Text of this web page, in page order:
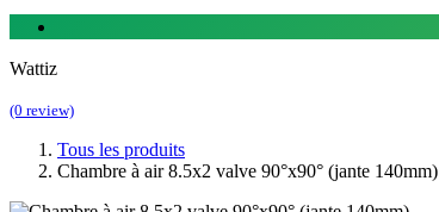
Wattiz
(0 review)
Tous les produits
Chambre à air 8.5x2 valve 90°x90° (jante 140mm)